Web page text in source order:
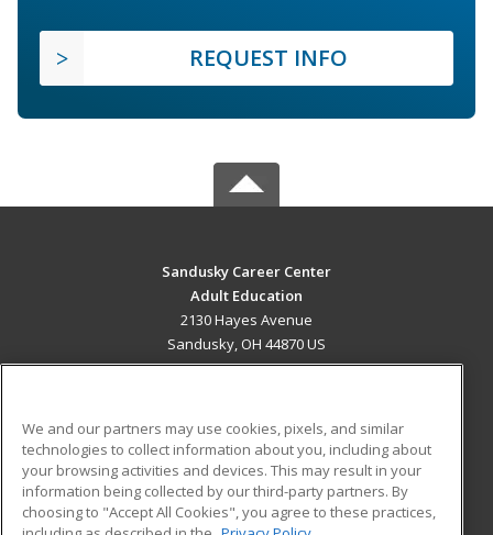
REQUEST INFO
Sandusky Career Center
Adult Education
2130 Hayes Avenue
Sandusky, OH 44870 US
ADDITIONAL RESOURCES
Military
Financial Assistance
Student Blog
We and our partners may use cookies, pixels, and similar
technologies to collect information about you, including about
your browsing activities and devices. This may result in your
information being collected by our third-party partners. By
choosing to "Accept All Cookies", you agree to these practices,